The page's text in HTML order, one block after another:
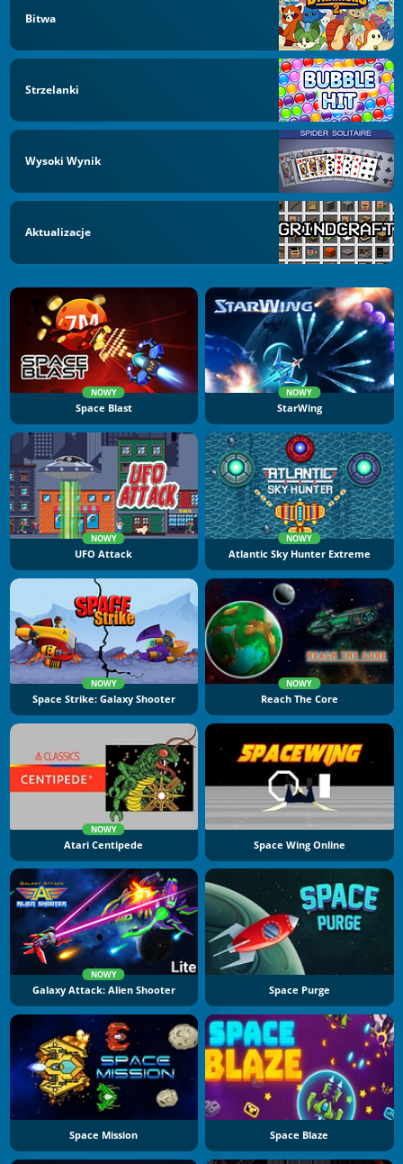
Bitwa
Strzelanki
Wysoki Wynik
Aktualizacje
NOWY
Space Blast
NOWY
StarWing
NOWY
UFO Attack
NOWY
Atlantic Sky Hunter Extreme
NOWY
Space Strike: Galaxy Shooter
NOWY
Reach The Core
NOWY
Atari Centipede Space Wing Online
NOWY
Galaxy Attack: Alien Shooter Space Purge
Space Mission Space Blaze